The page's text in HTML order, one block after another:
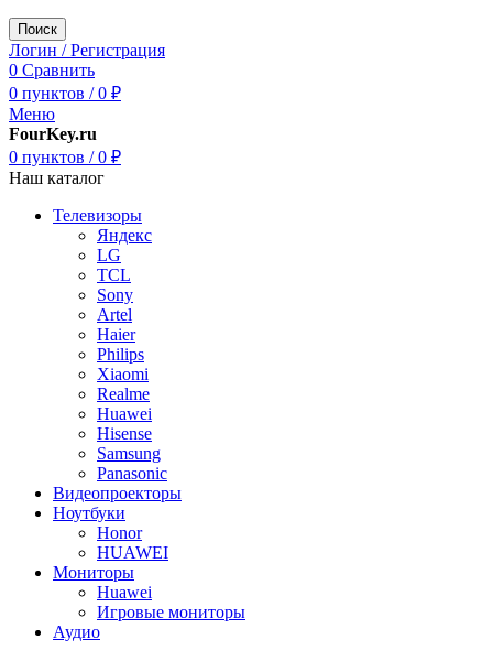
Поиск
Логин / Регистрация
0 Сравнить
0 пунктов / 0 ₽
Меню
FourKey.ru
0 пунктов / 0 ₽
Наш каталог
Телевизоры
Яндекс
LG
TCL
Sony
Artel
Haier
Philips
Xiaomi
Realme
Huawei
Hisense
Samsung
Panasonic
Видеопроекторы
Ноутбуки
Honor
HUAWEI
Мониторы
Huawei
Игровые мониторы
Аудио